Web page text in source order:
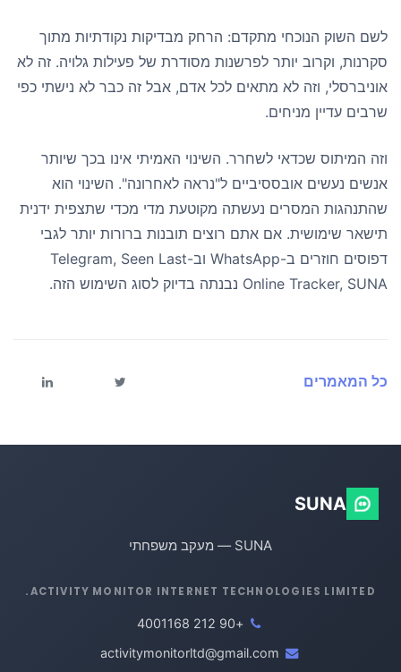
לשם השוק הנוכחי מתקדם: הרחק מבדיקות נקודתיות מתוך
סקרנות, וקרוב יותר לפרשנות מסודרת של פעילות גלויה. זה לא
אוניברסלי, וזה לא מתאים לכל אדם, אבל זה כבר לא נישתי כפי
שרבים עדיין מניחים.
וזה המיתוס שכדאי לשחרר. השינוי האמיתי אינו בכך שיותר
אנשים נעשים אובססיביים ל"נראה לאחרונה". השינוי הוא
שהתנהגות המסרים נעשתה מקוטעת מדי מכדי שתצפית ידנית
תישאר שימושית. אם אתם רוצים תובנות ברורות יותר לגבי
דפוסים חוזרים ב-WhatsApp וב-Telegram, Seen Last
Online Tracker, SUNA נבנתה בדיוק לסוג השימוש הזה.
כל המאמרים
SUNA
SUNA — מעקב משפחתי
ACTIVITY MONITOR INTERNET TECHNOLOGIES LIMITED.
+90 212 4001168